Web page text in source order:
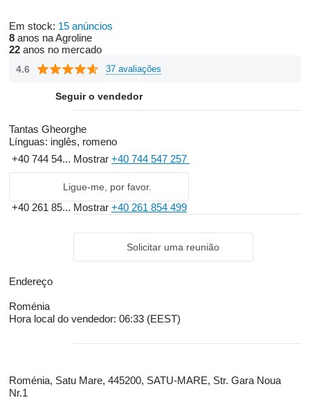
Em stock: 15 anúncios
8 anos na Agroline
22 anos no mercado
4.6 37 avaliações
Seguir o vendedor
Tantas Gheorghe
Línguas: inglês, romeno
+40 744 54... Mostrar +40 744 547 257
Ligue-me, por favor.
+40 261 85... Mostrar +40 261 854 499
Solicitar uma reunião
Endereço
Roménia
Hora local do vendedor: 06:33 (EEST)
Roménia, Satu Mare, 445200, SATU-MARE, Str. Gara Noua
Nr.1